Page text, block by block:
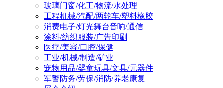
玻璃门窗/化工/物流/水处理
工程机械/汽配/两轮车/塑料橡胶
消费电子/灯光舞台音响/通信
涂料/纺织服装/广告印刷
医疗/美容/口腔/保健
工业/机械/制造/矿业
宠物用品/婴童玩具/文具/元器件
军警防务/劳保/消防/养老康复